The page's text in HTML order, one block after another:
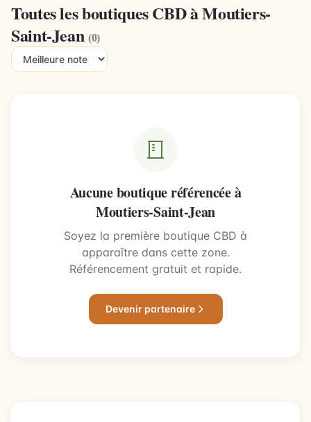
Toutes les boutiques CBD à Moutiers-
Saint-Jean(0)
Aucune boutique référencée à
Moutiers-Saint-Jean
Soyez la première boutique CBD à
apparaître dans cette zone.
Référencement gratuit et rapide.
Devenir partenaire